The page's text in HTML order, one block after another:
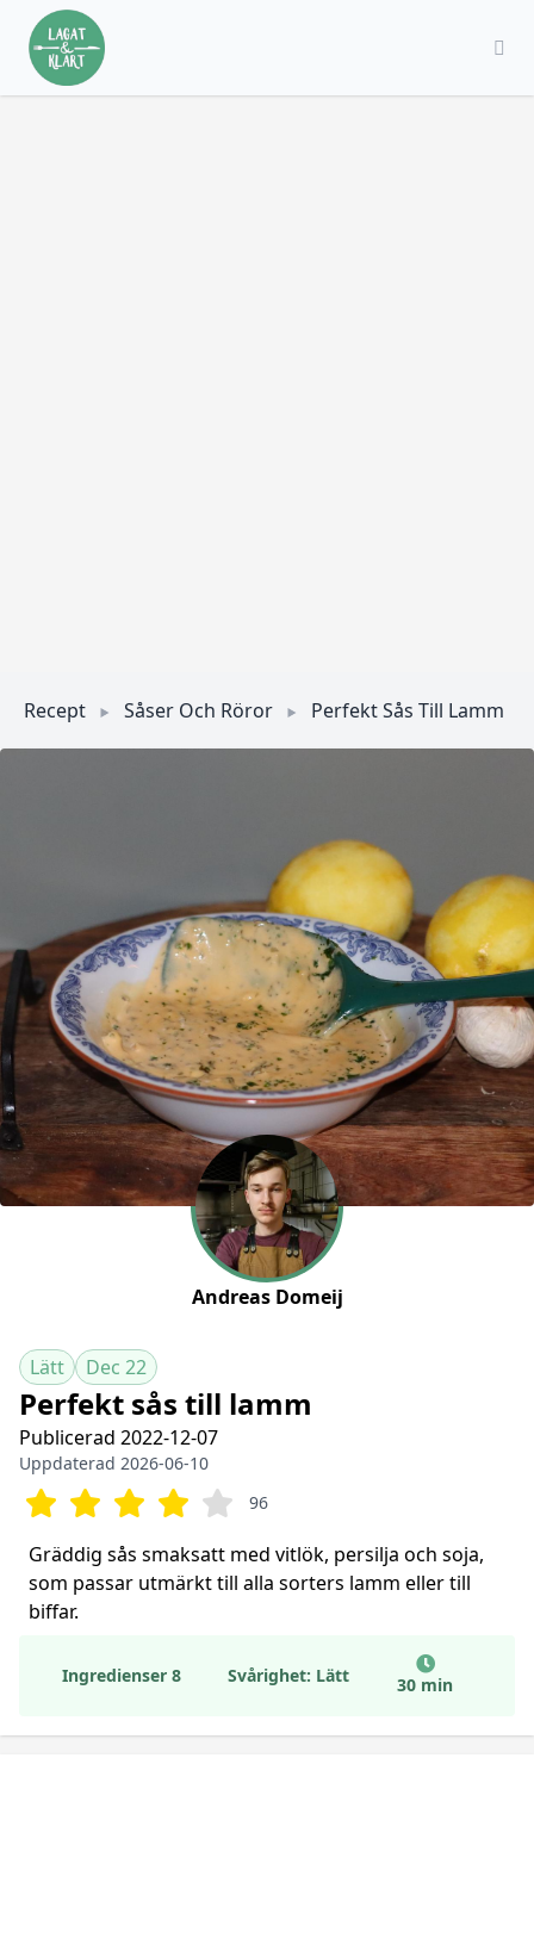
Recept Såser Och Röror Perfekt Sås Till Lamm
Andreas Domeij
Lätt Dec 22
Perfekt sås till lamm
Publicerad 2022-12-07
Uppdaterad 2026-06-10
96
Gräddig sås smaksatt med vitlök, persilja och soja,
som passar utmärkt till alla sorters lamm eller till
biffar.
Ingredienser 8 Svårighet: Lätt 30 min